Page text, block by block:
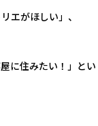
エがほしい」、
に住みたい！」とい